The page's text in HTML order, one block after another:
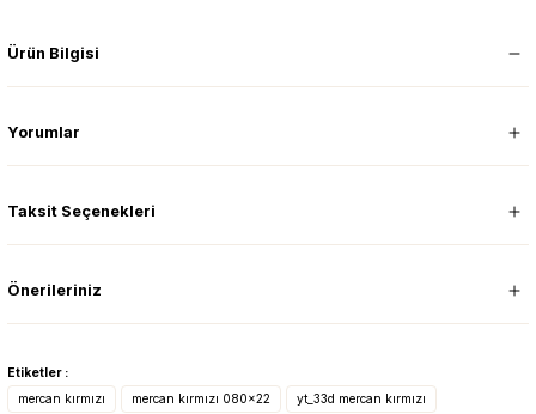
Ürün Bilgisi
Yorumlar
Taksit Seçenekleri
Önerileriniz
Etiketler :
mercan kırmızı
mercan kırmızı 080x22 yt_33d mercan kırmızı